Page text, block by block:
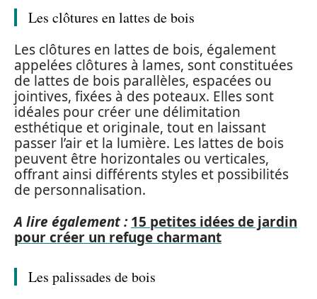
Les clôtures en lattes de bois
Les clôtures en lattes de bois, également
appelées clôtures à lames, sont constituées
de lattes de bois parallèles, espacées ou
jointives, fixées à des poteaux. Elles sont
idéales pour créer une délimitation
esthétique et originale, tout en laissant
passer l’air et la lumière. Les lattes de bois
peuvent être horizontales ou verticales,
offrant ainsi différents styles et possibilités
de personnalisation.
A lire également : 15 petites idées de jardin
pour créer un refuge charmant
Les palissades de bois